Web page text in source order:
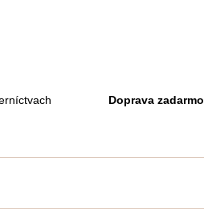
Doprava zadarmo